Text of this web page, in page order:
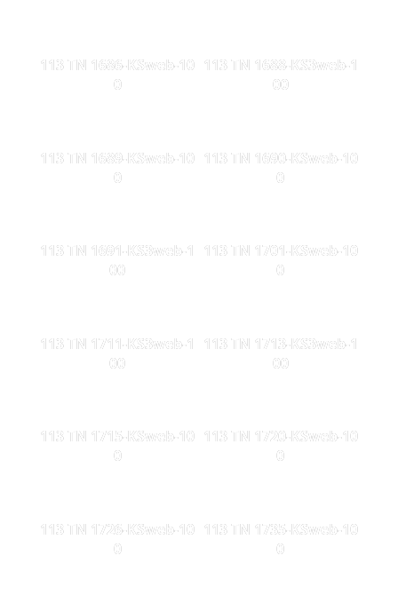
113 TN 1686-KSweb-10
0
113 TN 1688-KS3web-1
00
113 TN 1689-KSweb-10
0
113 TN 1690-KSweb-10
0
113 TN 1691-KS3web-1
00
113 TN 1701-KSweb-10
0
113 TN 1711-KS3web-1
00
113 TN 1713-KS3web-1
00
113 TN 1715-KSweb-10
0
113 TN 1720-KSweb-10
0
113 TN 1726-KSweb-10
0
113 TN 1735-KSweb-10
0